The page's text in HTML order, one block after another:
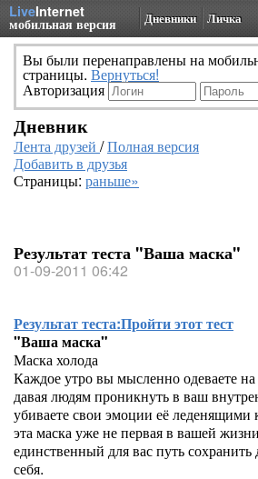
LiveInternet
мобильная версия Дневники Личка
Вы были перенаправлены на
страницы. Вернуться!
Авторизация
Дневник
Лента друзей /Полная версия
Добавить в друзья
Страницы: раньше»
Результат теста "Ваша маска"
01-09-2011 06:42
Результат теста:Пройти этот тест
"Ваша маска"
Маска холода
Каждое утро вы мысленно одеваете на
давая людям проникнуть в ваш
убиваете свои эмоции её леденящими
эта маска уже не первая в вашей
единственный для вас путь
себя.